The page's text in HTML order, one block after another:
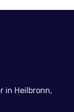
in Heilbronn,